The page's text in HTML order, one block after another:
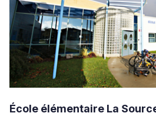
École élémentaire La